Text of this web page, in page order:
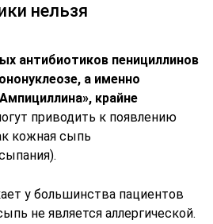
нельзя
антибиотиков пенициллинов
а именно
крайне
приводить к появлению
кожная сыпь
у большинства пациентов
не является аллергической.